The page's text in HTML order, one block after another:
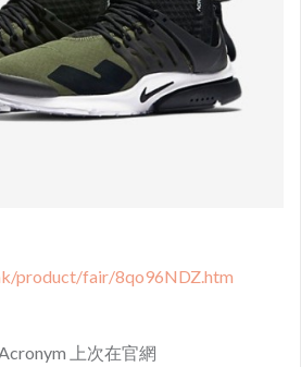
product/fair/8qo96NDZ.htm
上次在官網